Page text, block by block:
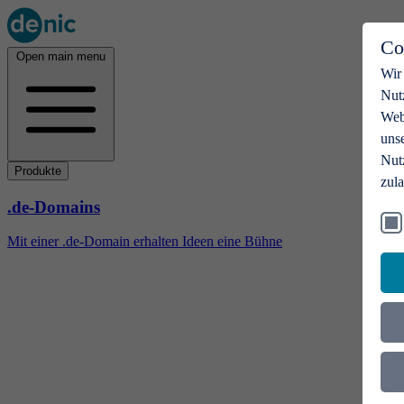
Wir
Open main menu
Produkte
.de-Domains
Mit einer .de-Domain erhalten Ideen eine Bühne